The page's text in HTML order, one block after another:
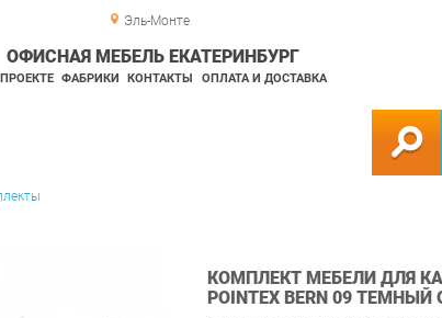
Эль-Монте
ОФИСНАЯ МЕБЕЛЬ ЕКАТЕРИНБУРГ
ФАБРИКИ КОНТАКТЫ ОПЛАТА И ДОСТАВКА
КОМПЛЕКТ МЕБЕЛИ ДЛЯ
POINTEX BERN 09 ТЕМНЫЙ